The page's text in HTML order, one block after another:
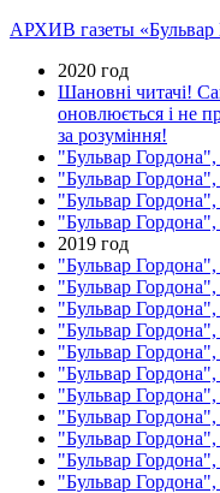
АРХИВ газеты «Бульвар
2020 год
Шановні читачі!
оновлюється і не
за розуміння!
"Бульвар
"Бульвар
"Бульвар
"Бульвар
2019 год
"Бульвар
"Бульвар
"Бульвар
"Бульвар
"Бульвар
"Бульвар
"Бульвар
"Бульвар
"Бульвар
"Бульвар
"Бульвар